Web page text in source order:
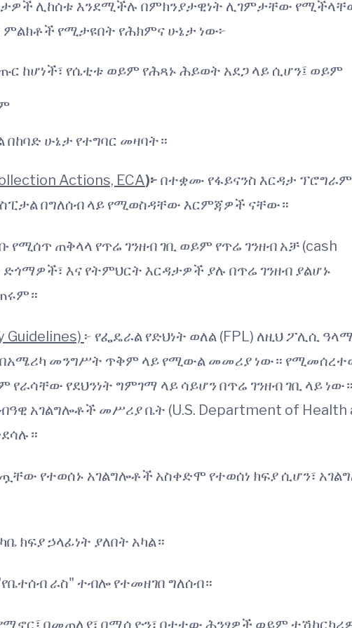
ሊከሰቱ እንደሚችሉ በምክንያታዊነት ሊገምታቸው
የሚታዩበት የሕክምና ሁኔታ ነው፦
ከሆነች፣ የሴቲቱ ወይም የሕጻኑ ሕይወት አደጋ ላይ ሲሆን፤ ወይም
ሁኔታ የተግባር መዛባት።
Actions, ECA)፦ በተቋሙ የፋይናንስ እርዳታ ፕሮግራም
በግለሰብ ላይ የሚወስዳቸው እርምጃዎች ናቸው።
የሚሰጥ ጠቅላላ የጥሬ ገንዘብ ገቢ ወይም የጥሬ ገንዘብ አቻ (cash
ድጎማዎች፣ እና የትምህርት እርዳታዎች ያሉ በጥሬ ገንዘብ ያልሆኑ
፦ የፌዴራል የድህነት ወለል (FPL) ለዚህ ፖሊሲ
በአሜሪካ መንግሥት ጥቅም ላይ የሚውል መመሪያ ነው።
የደህንነት ግምገማ ላይ ሳይሆን በጥሬ ገንዘብ ገቢ ላይ
አገልግሎቶች መሥሪያ ቤት (U.S. Department of Health
የተወሰኑ አገልግሎቶች አስቀድሞ የተወሰነ ክፍያ ሲሆን፣
ኃላፊነት ያለበት አካል።
ራስ" ተብሎ የተመዘገበ ግለሰብ።
በመጠለያ፣ በሚሲዮን፣ በተተው ሕንፃዎች ወይም